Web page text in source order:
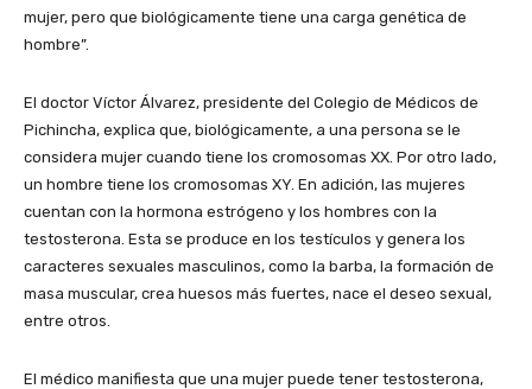
mujer, pero que biológicamente tiene una carga genética de
hombre”.
El doctor Víctor Álvarez, presidente del Colegio de Médicos de
Pichincha, explica que, biológicamente, a una persona se le
considera mujer cuando tiene los cromosomas XX. Por otro lado,
un hombre tiene los cromosomas XY. En adición, las mujeres
cuentan con la hormona estrógeno y los hombres con la
testosterona. Esta se produce en los testículos y genera los
caracteres sexuales masculinos, como la barba, la formación de
masa muscular, crea huesos más fuertes, nace el deseo sexual,
entre otros.
El médico manifiesta que una mujer puede tener testosterona,